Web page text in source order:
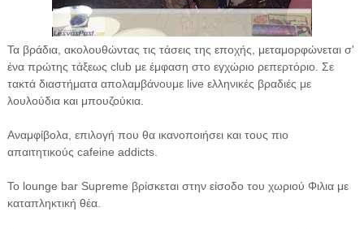
Τα βράδια, ακολουθώντας τις τάσεις της εποχής, μεταμορφώνεται σ'
ένα πρώτης τάξεως club με έμφαση στo εγχώριο ρεπερτόριο. Σε
τακτά διαστήματα απολαμβάνουμε live ελληνικές βραδιές με
λουλούδια και μπουζούκια.
Αναμφίβολα, επιλογή που θα ικανοποιήσει και τους πιο
απαιτητικούς cafeine addicts.
To lounge bar Supreme βρίσκεται στην είσοδο του χωριού Φιλια με
καταπληκτική θέα.